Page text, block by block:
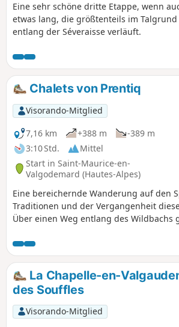
Eine sehr schöne dritte Etappe, wenn
etwas lang, die größtenteils im Talgrund
entlang der Séveraisse verläuft.
Chalets von Prentiq
Visorando-Mitglied
7,16 km
+388 m
-389 m
3:10 Std.
Mittel
Start in Saint-Maurice-en-
Valgodemard (Hautes-Alpes)
Eine bereichernde Wanderung auf den
Traditionen und der Vergangenheit
Über einen Weg entlang des Wildbachs
Schönheit mit zahlreichen Spuren des
Hirtenlebens. Entdecken Sie einen
noch zwei Hütten, Ruinen und
die an die Traditionen vergangener
dem Rückweg über den Weg bieten sich
Ausblicke auf das Tal.
La Chapelle-en-
des Souffles
Visorando-Mitglied